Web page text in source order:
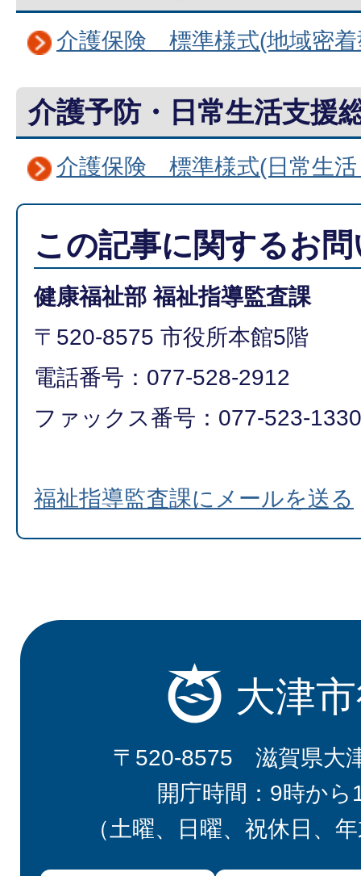
介護保険 標準様式(地域密着
介護予防・日常生活支援
介護保険 標準様式(日常生活
この記事に関するお
健康福祉部 福祉指導監査課
〒520-8575 市役所本館5階
電話番号：077-528-2912
ファックス番号：077-523-1330
福祉指導監査課にメールを送る
大津
〒520-8575 滋賀県大
開庁時間：9時から
（土曜、日曜、祝休日、